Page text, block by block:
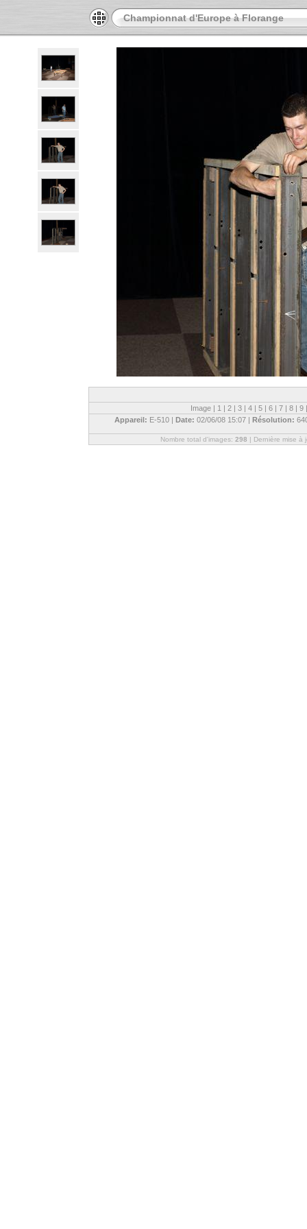
Championnat d'Europe à Florange
Image | 1 | 2 | 3 | 4 | 5 | 6 | 7 | 8 | 9 |
Appareil: E-510 | Date: 02/06/08 15:07 | Résolution:
Nombre total d'images: 298 | Dernière mise à